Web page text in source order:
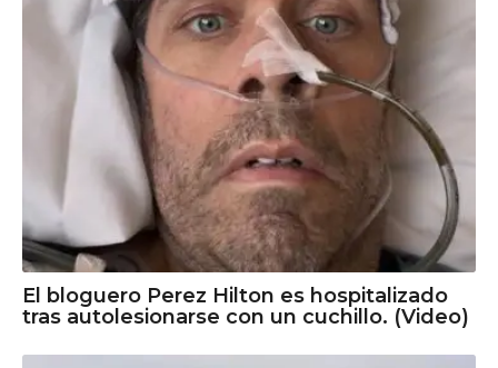
El bloguero Perez Hilton es hospitalizado
tras autolesionarse con un cuchillo. (Video)